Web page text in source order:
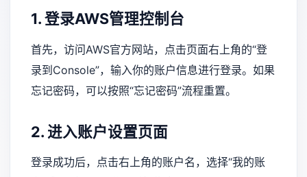
1. 登录AWS管理控制台
首先，访问AWS官方网站，点击页面右上角的“登
录到Console”，输入你的账户信息进行登录。如果
忘记密码，可以按照“忘记密码”流程重置。
2. 进入账户设置页面
登录成功后，点击右上角的账户名，选择“我的账